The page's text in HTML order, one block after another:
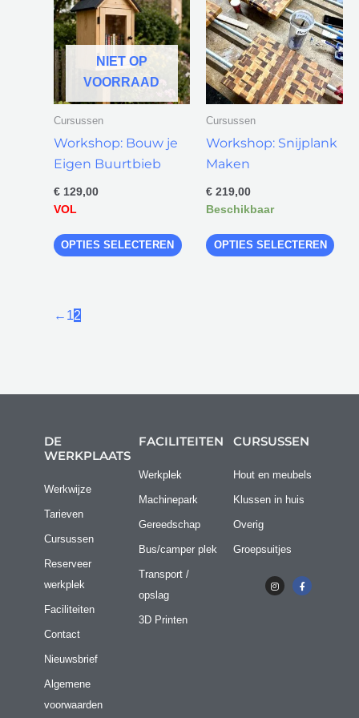
NIET OP
VOORRAAD
Cursussen
Workshop: Bouw je
Eigen Buurtbieb
€129,00
VOL
OPTIES SELECTEREN
heeft
meerdere
variaties.
Deze
optie
gekozen
worden
Cursussen
Workshop: Snijplank
Maken
€ 219,00
Beschikbaar
OPTIES SELECTEREN
← 12
DE
WERKPLAATS
Werkwijze
Tarieven
Cursussen
Reserveer
werkplek
Faciliteiten
Contact
Nieuwsbrief
Algemene
voorwaarden
FACILITEITEN
Werkplek
Machinepark
Gereedschap
Bus/camper plek
Transport /
opslag
3D Printen
CURSUSSEN
Hout en meubels
Klussen in huis
Overig
Groepsuitjes
I
n
s
F
a
c